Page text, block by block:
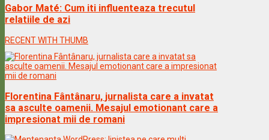
Gabor Maté: Cum iti influenteaza trecutul
relatiile de azi
RECENT WITH THUMB
Florentina Fântânaru, jurnalista care a invatat
sa asculte oamenii. Mesajul emotionant care a
impresionat mii de romani